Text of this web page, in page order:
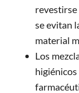
revestirse
se evitan
material
Los